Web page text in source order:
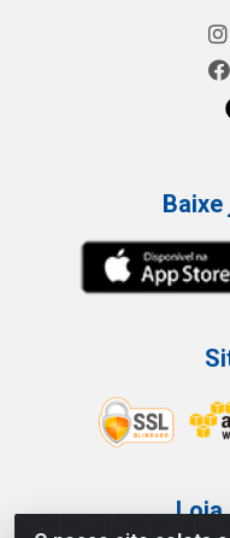
Loja